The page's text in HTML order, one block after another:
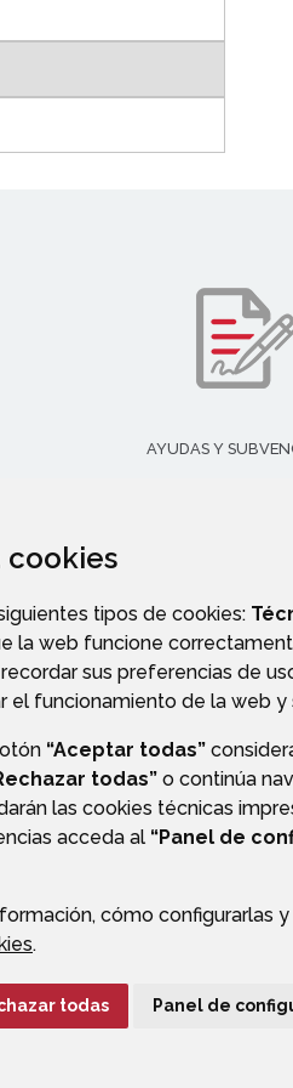
cookies
tipos de cookies:
la web funcione
sus preferencias de
el funcionamiento de la web y
“Aceptar todas”
todas” o continúa
las cookies técnicas
acceda al “Panel de
cómo configurarlas
.
todas Panel de
AYUDAS Y
DE DATOS ACCESIBILIDAD